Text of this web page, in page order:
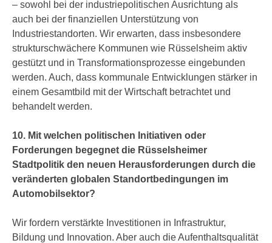
– sowohl bei der industriepolitischen Ausrichtung als
auch bei der finanziellen Unterstützung von
Industriestandorten. Wir erwarten, dass insbesondere
strukturschwächere Kommunen wie Rüsselsheim aktiv
gestützt und in Transformationsprozesse eingebunden
werden. Auch, dass kommunale Entwicklungen stärker in
einem Gesamtbild mit der Wirtschaft betrachtet und
behandelt werden.
10. Mit welchen politischen Initiativen oder
Forderungen begegnet die Rüsselsheimer
Stadtpolitik den neuen Herausforderungen durch die
veränderten globalen Standortbedingungen im
Automobilsektor?
Wir fordern verstärkte Investitionen in Infrastruktur,
Bildung und Innovation. Aber auch die Aufenthaltsqualität